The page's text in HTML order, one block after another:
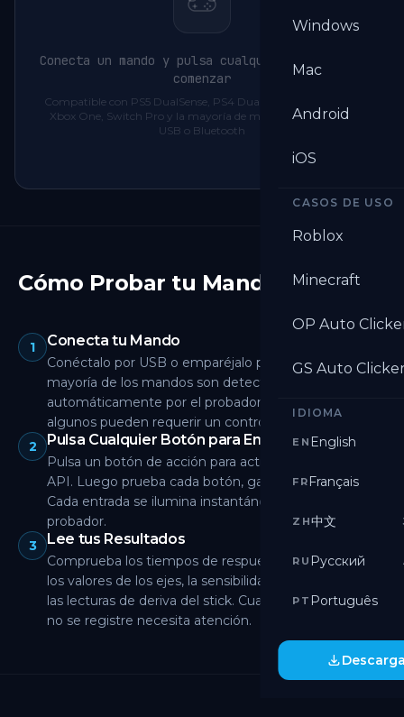
Windows
Mac
Android
iOS
CASOS DE USO
Roblox
Minecraft
OP Auto
GS Auto
IDIOMA
EN English
FR Français
ZH中文
RU Русский
PT Português
Conecta un mando y pulsa cualquier botón para
comenzar
Compatible con PS5 DualSense, PS4 DualShock, Xbox Series,
Xbox One, Switch Pro y la mayoría de mandos para PC via
USB o Bluetooth
Cómo Probar tu Mando
1 Conecta tu Mando
Conéctalo por USB o emparéjalo por Bluetooth. La
mayoría de los mandos son detectados
automáticamente por el probador. En Windows
algunos pueden requerir un controlador primero.
2
Pulsa Cualquier Botón para Empezar
Pulsa un botón de acción para activar la Gamepad
API. Luego prueba cada botón, gatillo, stick y D-pad.
Cada entrada se ilumina instantáneamente en el
probador.
3
Lee tus Resultados
Comprueba los tiempos de respuesta de los botones,
los valores de los ejes, la sensibilidad de los gatillos y
las lecturas de deriva del stick. Cualquier entrada que
no se registre necesita atención.